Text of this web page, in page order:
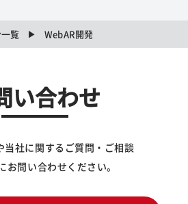
覧 WebAR開発
い合わせ
当社に関するご質問・ご相談
お問い合わせください。